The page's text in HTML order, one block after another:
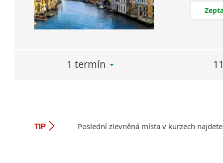
1 termín
TIP Poslední zlevněná místa v kurzech